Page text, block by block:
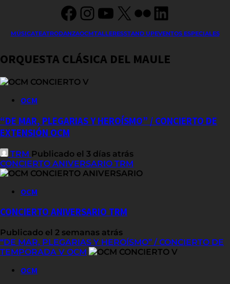
Facebook
Instagram
YouTube
X FlickrLinkedIn
MÚSICATEATRODANZAOCMTALLERESSTAND UPEVENTOS ESPECIALES
ORQUESTA CLÁSICA DEL MAULE
OCM
“DE MAR, PLEGARIAS Y HEROÍSMO” / CONCIERTO DE
EXTENSIÓN OCM
TRM Publicado el 3 días atrás
CONCIERTO ANIVERSARIO TRM
OCM
CONCIERTO ANIVERSARIO TRM
Publicado el 2 semanas atrás
“DE MAR, PLEGARIAS Y HEROÍSMO” / CONCIERTO DE
TEMPORADA V OCM
OCM